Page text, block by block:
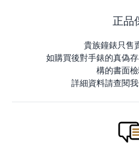
正品
貴族鐘錶只售
如購買後對手錶的真偽
構的書面檢
詳細資料請查閱